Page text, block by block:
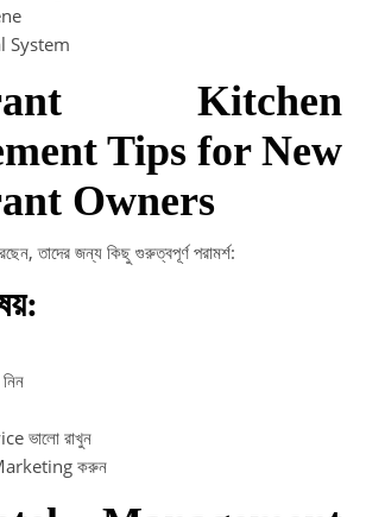
System
Kitchen
Tips for New
Owners
তাদের জন্য কিছু গুরুত্বপূর্ণ পরামর্শ:
ভালো রাখুন
করুন